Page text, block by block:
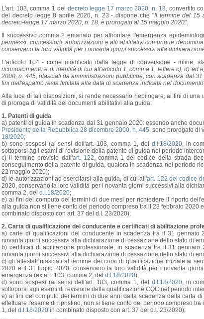
L'art. 103, comma 1 del decreto legge 17 marzo 2020, n. 18, convertito
del decreto legge 8 aprile 2020, n. 23 - dispone che "Il termine del 15
decreto-legge 17 marzo 2020, n. 18, è prorogato al 15 maggio 2020".
Il successivo comma 2 emanato per affrontare l'emergenza
permessi, concessioni, autorizzazioni e atti abilitativi comunque
conservano la loro validità per i novanta giorni successivi alla
L'articolo 104 - come modificato dalla legge di conversione - infine,
riconoscimento e di identità di cui all'articolo 1, comma 1, lettere c), d)
2000, n. 445, rilasciati da amministrazioni pubbliche, con scadenza dal
fini dell'espatrio resta limitata alla data di scadenza indicata nel documento
Alla luce di tali disposizioni, si rende necessario riepilogare, ai fini di
di proroga di validità dei documenti abilitativi alla guida:
1. Patenti di guida
a) patenti di guida in scadenza dal 31 gennaio 2020: essendo anche
Presidente della Repubblica 28 dicembre 2000, n. 445, sono prorogate di
18/2020;
b) sono sospesi (ai sensi dell'art. 103, comma 1, del d.l.18/2020, in
sottoporsi agli esami di revisione della patente di guida nel periodo
c) il termine previsto dall'art. 122, comma 1 del codice della strada
conseguimento della patente di guida, qualora in scadenza nel periodo
22 maggio 2020);
d) le autorizzazioni ad esercitarsi alla guida, di cui all'art. 122 del codice
2020, conservano la loro validità per i novanta giorni successivi alla
comma 2, del d.l.18/2020;
e) ai fini del computo dei termini di due mesi per richiedere il riporto
alla guida non si tiene conto del periodo compreso tra il 23 febbraio 2020
combinato disposto con art. 37 del d.l. 23/2020);
2. Carta di qualificazione del conducente e certificati di abilitazione
a) carte di qualificazioni del conducente in scadenza tra il 31
novanta giorni successivi alla dichiarazione di cessazione dello stato di
b) certificati di abilitazione professionale, in scadenza tra il 31
novanta giorni successivi alla dichiarazione di cessazione dello stato di
c) gli attestati rilasciati al termine dei corsi di qualificazione iniziale ai
2020 e il 31 luglio 2020, conservano la loro validità per i novanta
emergenza (ex art. 103, comma 2, del d.l.18/2020);
d) sono sospesi (ai sensi dell'art. 103, comma 1, del d.l.18/2020, in
sottoporsi agli esami di revisione della qualificazione CQC nel periodo
e) ai fini del computo dei termini di due anni dalla scadenza della carta
effettuare l'esame di ripristino, non si tiene conto del periodo compreso
1, del d.l.18/2020 in combinato disposto con art. 37 del d.l. 23/2020);